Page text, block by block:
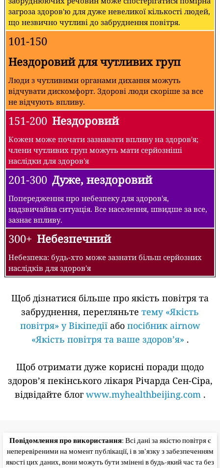
загроза здоров'ю для дуже невеликої кількості людей,
що незвично чутливі до забруднення повітря.
101-150
Нездоровий для чутливих груп
Люди з чутливими органами дихання можуть
відчувати дискомфорт. Здорові люди скоріше за все
не відчують впливу.
151-200 Нездоровий
Кожен може почати зазнавати впливу на здоров'я;
члени чутливих груп можуть мати серйозніші
наслідки для здоров'я
201-300 Дуже, нездоровий
Попередження про небезпеку для здоров'я,
надзвичайна ситуація. Все населення, швидше за все,
зазнає впливу.
300+ Небезпечний
Небезпека: будь-хто може зазнати більш серйозних
наслідків для здоров'я
Щоб дізнатися більше про якість повітря та
забруднення, перегляньте тему «Якість
повітря» у Вікіпедіїабо посібник airnow
«Якість повітря та ваше здоров’я» .
Щоб отримати дуже корисні поради щодо
здоров’я пекінського лікаря Річарда Сен-Сіра,
відвідайте блог www.myhealthbeijing.com.
Повідомлення про використання: Всі дані за якістю повітря є
неперевіреними на момент публікації, і в зв'язку з забезпеченням
якості цих даних, вони можуть бути змінені в будь-який час та без